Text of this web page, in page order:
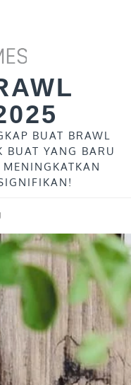
BUAT BRAWL
YANG BARU